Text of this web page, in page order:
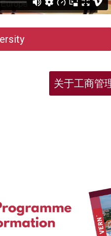
关于工商管